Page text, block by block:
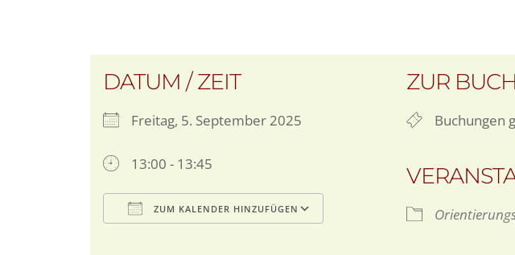
DATUM / ZEIT
Freitag, 5. September 2025
13:00 - 13:45
ZUM KALENDER HINZUFÜGEN
ZUR
Buchungen